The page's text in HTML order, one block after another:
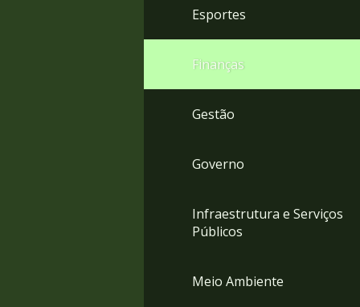
Esportes
Finanças
Gestão
Governo
Infraestrutura e Serviços
Públicos
Meio Ambiente